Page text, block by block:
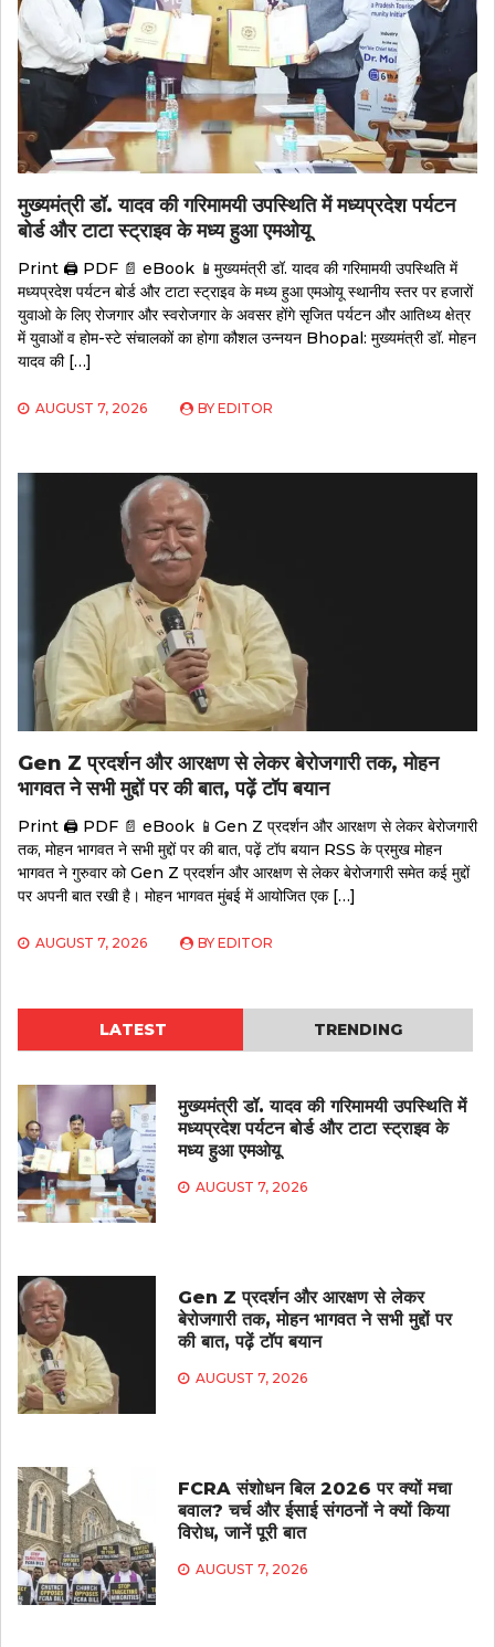
मुख्यमंत्री डॉ. यादव की गरिमामयी उपस्थिति में मध्यप्रदेश पर्यटन
बोर्ड और टाटा स्ट्राइव के मध्य हुआ एमओयू
Print 🖨 PDF 📄 eBook 📱मुख्यमंत्री डॉ. यादव की गरिमामयी उपस्थिति में
मध्यप्रदेश पर्यटन बोर्ड और टाटा स्ट्राइव के मध्य हुआ एमओयू स्थानीय स्तर पर हजारों
युवाओ के लिए रोजगार और स्वरोजगार के अवसर होंगे सृजित पर्यटन और आतिथ्य क्षेत्र
में युवाओं व होम-स्टे संचालकों का होगा कौशल उन्नयन Bhopal: मुख्यमंत्री डॉ. मोहन
यादव की […]
AUGUST 7, 2026 BY EDITOR
Gen Z प्रदर्शन और आरक्षण से लेकर बेरोजगारी तक, मोहन
भागवत ने सभी मुद्दों पर की बात, पढ़ें टॉप बयान
Print 🖨 PDF 📄 eBook 📱Gen Z प्रदर्शन और आरक्षण से लेकर बेरोजगारी
तक, मोहन भागवत ने सभी मुद्दों पर की बात, पढ़ें टॉप बयान RSS के प्रमुख मोहन
भागवत ने गुरुवार को Gen Z प्रदर्शन और आरक्षण से लेकर बेरोजगारी समेत कई मुद्दों
पर अपनी बात रखी है। मोहन भागवत मुंबई में आयोजित एक […]
AUGUST 7, 2026 BY EDITOR
LATEST TRENDING
मुख्यमंत्री डॉ. यादव की गरिमामयी उपस्थिति में
मध्यप्रदेश पर्यटन बोर्ड और टाटा स्ट्राइव के
मध्य हुआ एमओयू
AUGUST 7, 2026
Gen Z प्रदर्शन और आरक्षण से लेकर
बेरोजगारी तक, मोहन भागवत ने सभी मुद्दों पर
की बात, पढ़ें टॉप बयान
AUGUST 7, 2026
FCRA संशोधन बिल 2026 पर क्यों मचा
बवाल? चर्च और ईसाई संगठनों ने क्यों किया
विरोध, जानें पूरी बात
AUGUST 7, 2026